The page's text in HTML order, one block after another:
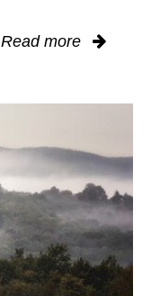
Read more